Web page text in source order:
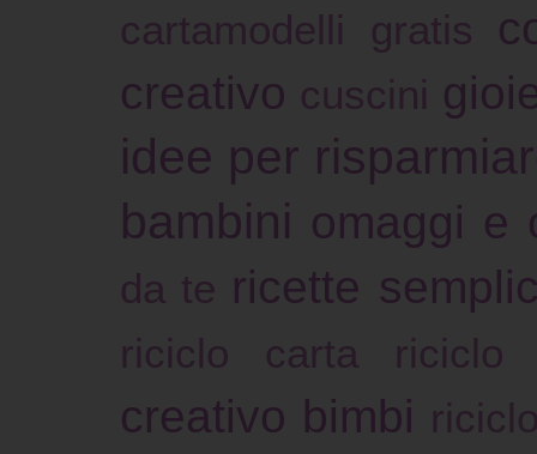
cartamodelli gratis
creativo cuscini
idee per
bambini omaggi e
da te ricette
riciclo carta riciclo
creativo bimbi